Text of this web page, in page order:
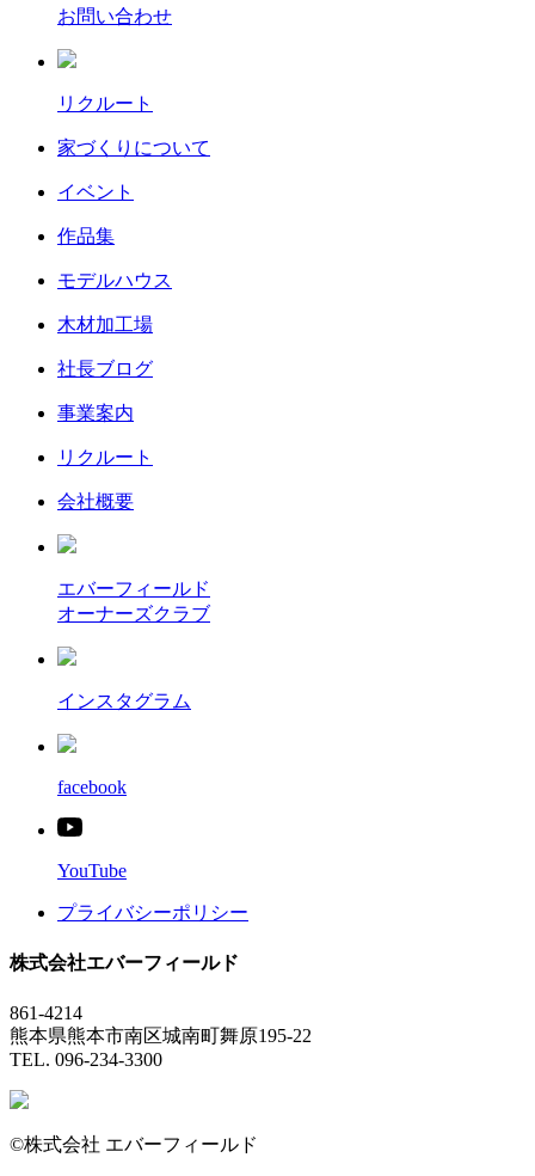
お問い合わせ
リクルート
家づくりについて
イベント
作品集
モデルハウス
木材加工場
社長ブログ
事業案内
リクルート
会社概要
エバーフィールド
オーナーズクラブ
インスタグラム
facebook
YouTube
プライバシーポリシー
株式会社エバーフィールド
861-4214
熊本県熊本市南区城南町舞原195-22
TEL. 096-234-3300
©株式会社 エバーフィールド